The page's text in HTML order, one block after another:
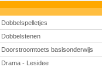
Dobbelspelletjes
Dobbelstenen
Doorstroomtoets basisonderwijs
Drama - Lesidee